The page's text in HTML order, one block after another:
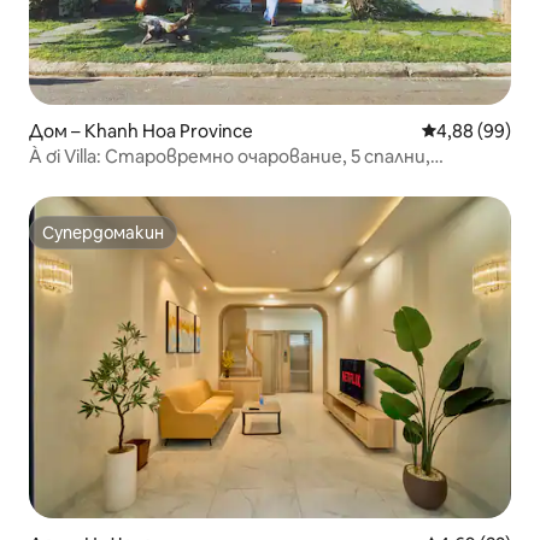
Дом – Khanh Hoa Province Средна
4,88 (99)
À ơi Villa: Старовремно очарование, 5 спални,
Супердомакин
Супердомакин